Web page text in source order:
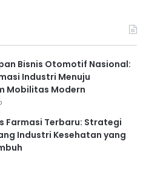
Bisnis Otomotif Nasional:
Industri Menuju
Mobilitas Modern
Farmasi Terbaru: Strategi
Industri Kesehatan yang